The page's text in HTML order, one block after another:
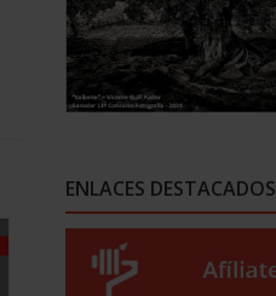
ENLACES DESTACADOS